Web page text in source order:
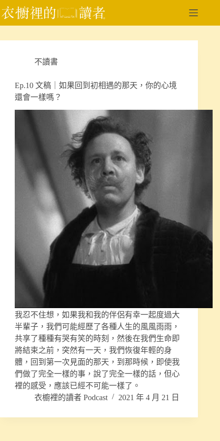
跳
至
要
不讀書
Ep.10 文稿｜如果回到初相遇的那天，你的心境
還會一樣嗎？
我忍不住想，如果我和我的伴侶有幸一起度過大
半輩子，我們可能經歷了各種人生的風風雨雨，
共享了種種有哭有笑的時刻，然後在我們生命即
將結束之前，突然有一天，我們恢復年輕的身
體，回到第一次見面的那天，到那時候，即使我
們做了完全一樣的事，說了完全一樣的話，但心
裡的感受，應該已經不可能一樣了。
衣櫥裡的讀者 Podcast
2021 年 4 月 21 日